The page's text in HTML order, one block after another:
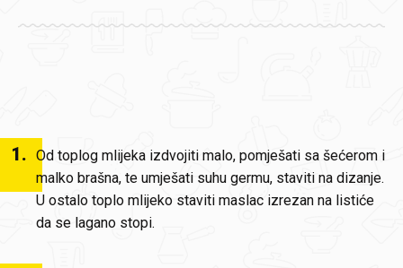
1. Od toplog mlijeka izdvojiti malo, pomješati sa šećerom i
malko brašna, te umješati suhu germu, staviti na dizanje.
U ostalo toplo mlijeko staviti maslac izrezan na listiće
da se lagano stopi.